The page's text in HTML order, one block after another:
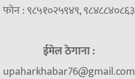
फोन : ९८५१०२५९४९, ९८४८८४०८६३
ईमेल ठेगाना :
upaharkhabar76@gmail.com